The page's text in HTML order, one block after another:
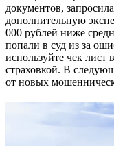
документов,
дополнительную
000 рублей ниже
попали в суд из за
используйте чек
страховкой. В
от новых